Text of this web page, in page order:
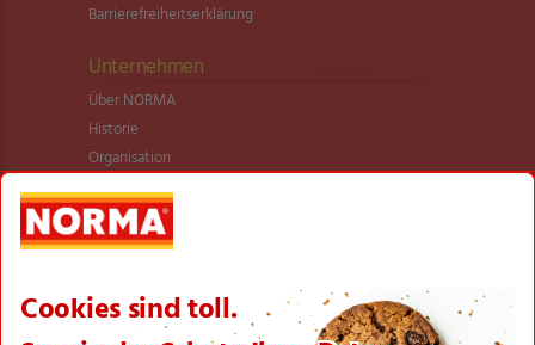
Barrierefreiheitserklärung
Unternehmen
Über NORMA
Historie
Organisation
International
Logistik
Filialnetz
Karriere
Verantwortung/CSR